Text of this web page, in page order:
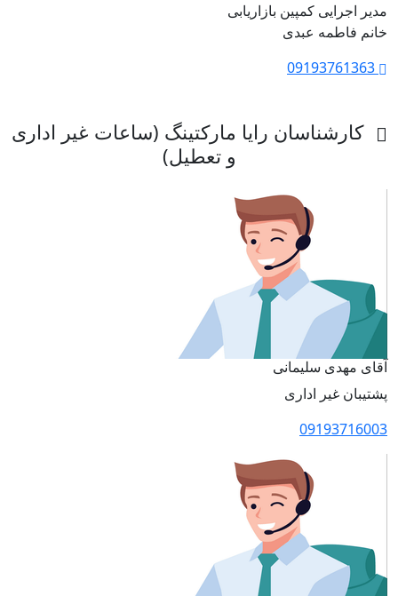
مدیر اجرایی کمپین بازاریابی
خانم فاطمه عبدی
کارشناسان رایا مارکتینگ (ساعات غیر اداری
و تعطیل)
آقای مهدی سلیمانی
پشتیبان غیر اداری
09193716003